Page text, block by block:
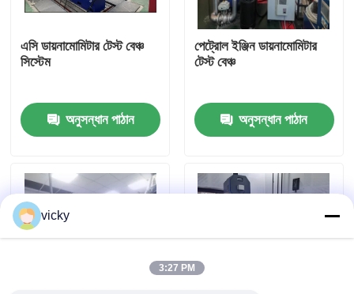
গুণগত মান নিয়ন্ত্রণ
খবর
মামলা
টর্ক ডায়নামিটার
এসি ডায়নামোমিটার টেস্ট বেঞ্চ
সিস্টেম
অনুসন্ধান পাঠান
পেট্রোল ইঞ্জিন ডায়নামোমিটার
টেস্ট বেঞ্চ
অনুসন্ধান পাঠান
vicky
3:27 PM